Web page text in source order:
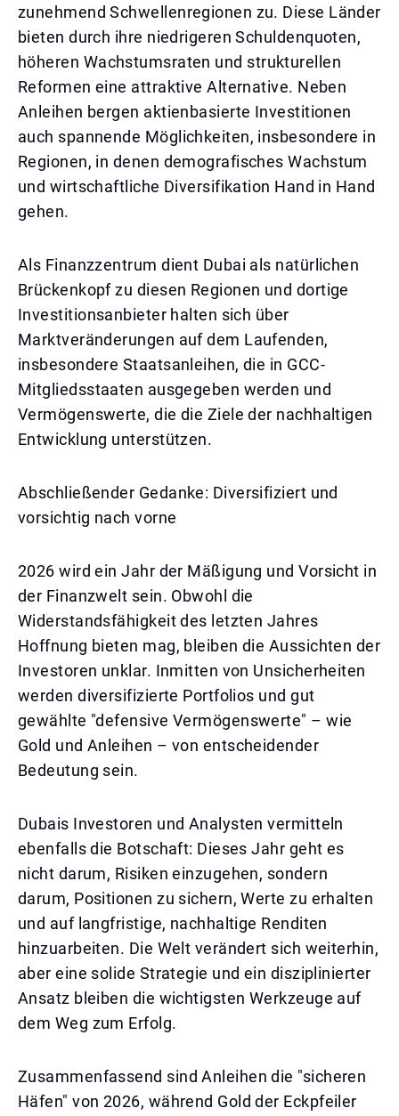
zunehmend Schwellenregionen zu. Diese Länder
bieten durch ihre niedrigeren Schuldenquoten,
höheren Wachstumsraten und strukturellen
Reformen eine attraktive Alternative. Neben
Anleihen bergen aktienbasierte Investitionen
auch spannende Möglichkeiten, insbesondere in
Regionen, in denen demografisches Wachstum
und wirtschaftliche Diversifikation Hand in Hand
gehen.
Als Finanzzentrum dient Dubai als natürlichen
Brückenkopf zu diesen Regionen und dortige
Investitionsanbieter halten sich über
Marktveränderungen auf dem Laufenden,
insbesondere Staatsanleihen, die in GCC-
Mitgliedsstaaten ausgegeben werden und
Vermögenswerte, die die Ziele der nachhaltigen
Entwicklung unterstützen.
Abschließender Gedanke: Diversifiziert und
vorsichtig nach vorne
2026 wird ein Jahr der Mäßigung und Vorsicht in
der Finanzwelt sein. Obwohl die
Widerstandsfähigkeit des letzten Jahres
Hoffnung bieten mag, bleiben die Aussichten der
Investoren unklar. Inmitten von Unsicherheiten
werden diversifizierte Portfolios und gut
gewählte "defensive Vermögenswerte" – wie
Gold und Anleihen – von entscheidender
Bedeutung sein.
Dubais Investoren und Analysten vermitteln
ebenfalls die Botschaft: Dieses Jahr geht es
nicht darum, Risiken einzugehen, sondern
darum, Positionen zu sichern, Werte zu erhalten
und auf langfristige, nachhaltige Renditen
hinzuarbeiten. Die Welt verändert sich weiterhin,
aber eine solide Strategie und ein disziplinierter
Ansatz bleiben die wichtigsten Werkzeuge auf
dem Weg zum Erfolg.
Zusammenfassend sind Anleihen die "sicheren
Häfen" von 2026, während Gold der Eckpfeiler